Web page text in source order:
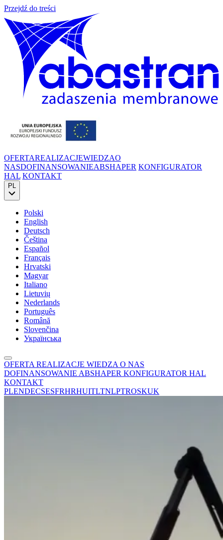
Przejdź do treści
OFERTAREALIZACJEWIEDZAO
NASDOFINANSOWANIEABSHAPER KONFIGURATOR
HAL KONTAKT
PL
Polski
English
Deutsch
Čeština
Español
Français
Hrvatski
Magyar
Italiano
Lietuvių
Nederlands
Português
Română
Slovenčina
Українська
OFERTA REALIZACJE WIEDZA O NAS
DOFINANSOWANIE ABSHAPER KONFIGURATOR HAL
KONTAKT
PLENDECSESFRHRHUITLTNLPTROSKUK